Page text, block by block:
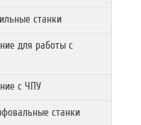
станки
для работы с
с ЧПУ
станки